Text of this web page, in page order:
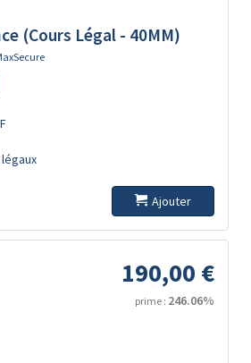
(Cours Légal - 40MM)
Ajouter
190,00 €
prime : 246.06%